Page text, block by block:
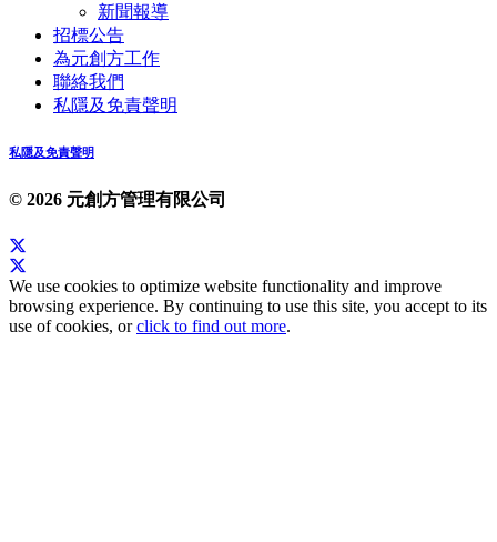
新聞報導
招標公告
為元創方工作
聯絡我們
私隱及免責聲明
私隱及免責聲明
© 2026 元創方管理有限公司
We use cookies to optimize website functionality and improve
browsing experience. By continuing to use this site, you accept to its
use of cookies, orclick to find out more.